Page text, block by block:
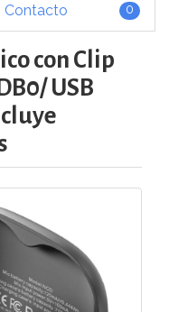
Contacto 0
con Clip
USB